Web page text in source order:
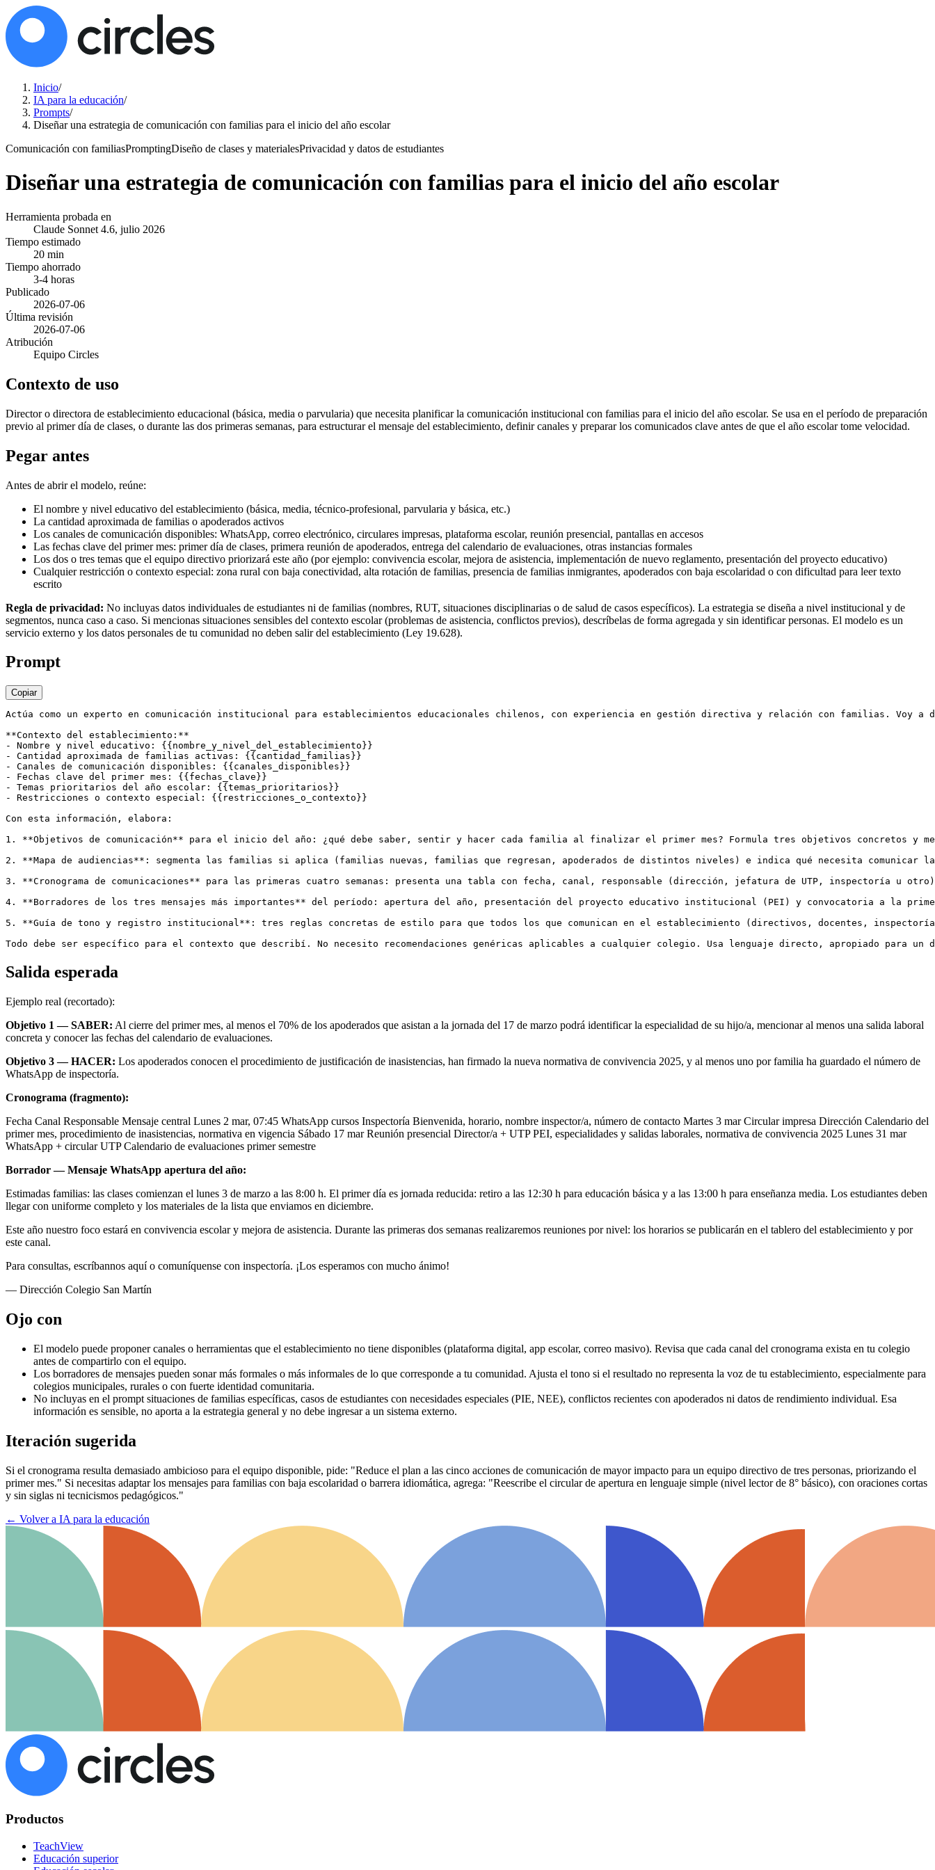
Inicio/
IA para la educación/
Prompts/
Diseñar una estrategia de comunicación con familias para el inicio del año escolar
Comunicación con familiasPromptingDiseño de clases y materialesPrivacidad y datos de estudiantes
Diseñar una estrategia de comunicación con familias para el inicio del año escolar
Herramienta probada en
Claude Sonnet 4.6, julio 2026
Tiempo estimado
20 min
Tiempo ahorrado
3-4 horas
Publicado
2026-07-06
Última revisión
2026-07-06
Atribución
Equipo Circles
Contexto de uso
Director o directora de establecimiento educacional (básica, media o parvularia) que necesita planificar la comunicación institucional con familias para el inicio del año escolar. Se usa en el período de preparación
previo al primer día de clases, o durante las dos primeras semanas, para estructurar el mensaje del establecimiento, definir canales y preparar los comunicados clave antes de que el año escolar tome velocidad.
Pegar antes
Antes de abrir el modelo, reúne:
El nombre y nivel educativo del establecimiento (básica, media, técnico-profesional, parvularia y básica, etc.)
La cantidad aproximada de familias o apoderados activos
Los canales de comunicación disponibles: WhatsApp, correo electrónico, circulares impresas, plataforma escolar, reunión presencial, pantallas en accesos
Las fechas clave del primer mes: primer día de clases, primera reunión de apoderados, entrega del calendario de evaluaciones, otras instancias formales
Los dos o tres temas que el equipo directivo priorizará este año (por ejemplo: convivencia escolar, mejora de asistencia, implementación de nuevo reglamento, presentación del proyecto educativo)
Cualquier restricción o contexto especial: zona rural con baja conectividad, alta rotación de familias, presencia de familias inmigrantes, apoderados con baja escolaridad o con dificultad para leer texto
escrito
Regla de privacidad: No incluyas datos individuales de estudiantes ni de familias (nombres, RUT, situaciones disciplinarias o de salud de casos específicos). La estrategia se diseña a nivel institucional y de
segmentos, nunca caso a caso. Si mencionas situaciones sensibles del contexto escolar (problemas de asistencia, conflictos previos), descríbelas de forma agregada y sin identificar personas. El modelo es un
servicio externo y los datos personales de tu comunidad no deben salir del establecimiento (Ley 19.628).
Prompt
Copiar
Actúa como un experto en comunicación institucional para establecimientos educacionales chilenos, con experiencia en gestión directiva y relación con familias.
**Contexto del establecimiento:**
- Nombre y nivel educativo: {{nombre_y_nivel_del_establecimiento}}
- Cantidad aproximada de familias activas: {{cantidad_familias}}
- Canales de comunicación disponibles: {{canales_disponibles}}
- Fechas clave del primer mes: {{fechas_clave}}
- Temas prioritarios del año escolar: {{temas_prioritarios}}
- Restricciones o contexto especial: {{restricciones_o_contexto}}
Con esta información, elabora:
1. **Objetivos de comunicación** para el inicio del año: ¿qué debe saber, sentir y hacer cada familia al finalizar el primer mes? Formula tres objetivos concretos y
2. **Mapa de audiencias**: segmenta las familias si aplica (familias nuevas, familias que regresan, apoderados de distintos niveles) e indica qué necesita comunicar la
3. **Cronograma de comunicaciones** para las primeras cuatro semanas: presenta una tabla con fecha, canal, responsable (dirección, jefatura de UTP, inspectoría u
4. **Borradores de los tres mensajes más importantes** del período: apertura del año, presentación del proyecto educativo institucional (PEI) y convocatoria a la
5. **Guía de tono y registro institucional**: tres reglas concretas de estilo para que todos los que comunican en el establecimiento (directivos, docentes,
Todo debe ser específico para el contexto que describí. No necesito recomendaciones genéricas aplicables a cualquier colegio. Usa lenguaje directo, apropiado para
Salida esperada
Ejemplo real (recortado):
Objetivo 1 — SABER: Al cierre del primer mes, al menos el 70% de los apoderados que asistan a la jornada del 17 de marzo podrá identificar la especialidad de su hijo/a, mencionar al menos una salida laboral
concreta y conocer las fechas del calendario de evaluaciones.
Objetivo 3 — HACER: Los apoderados conocen el procedimiento de justificación de inasistencias, han firmado la nueva normativa de convivencia 2025, y al menos uno por familia ha guardado el número de
WhatsApp de inspectoría.
Cronograma (fragmento):
Fecha Canal Responsable Mensaje central Lunes 2 mar, 07:45 WhatsApp cursos Inspectoría Bienvenida, horario, nombre inspector/a, número de contacto Martes 3 mar Circular impresa Dirección Calendario del
primer mes, procedimiento de inasistencias, normativa en vigencia Sábado 17 mar Reunión presencial Director/a + UTP PEI, especialidades y salidas laborales, normativa de convivencia 2025 Lunes 31 mar
WhatsApp + circular UTP Calendario de evaluaciones primer semestre
Borrador — Mensaje WhatsApp apertura del año:
Estimadas familias: las clases comienzan el lunes 3 de marzo a las 8:00 h. El primer día es jornada reducida: retiro a las 12:30 h para educación básica y a las 13:00 h para enseñanza media. Los estudiantes deben
llegar con uniforme completo y los materiales de la lista que enviamos en diciembre.
Este año nuestro foco estará en convivencia escolar y mejora de asistencia. Durante las primeras dos semanas realizaremos reuniones por nivel: los horarios se publicarán en el tablero del establecimiento y por
este canal.
Para consultas, escríbannos aquí o comuníquense con inspectoría. ¡Los esperamos con mucho ánimo!
— Dirección Colegio San Martín
Ojo con
El modelo puede proponer canales o herramientas que el establecimiento no tiene disponibles (plataforma digital, app escolar, correo masivo). Revisa que cada canal del cronograma exista en tu colegio
antes de compartirlo con el equipo.
Los borradores de mensajes pueden sonar más formales o más informales de lo que corresponde a tu comunidad. Ajusta el tono si el resultado no representa la voz de tu establecimiento, especialmente para
colegios municipales, rurales o con fuerte identidad comunitaria.
No incluyas en el prompt situaciones de familias específicas, casos de estudiantes con necesidades especiales (PIE, NEE), conflictos recientes con apoderados ni datos de rendimiento individual. Esa
información es sensible, no aporta a la estrategia general y no debe ingresar a un sistema externo.
Iteración sugerida
Si el cronograma resulta demasiado ambicioso para el equipo disponible, pide: "Reduce el plan a las cinco acciones de comunicación de mayor impacto para un equipo directivo de tres personas, priorizando el
primer mes." Si necesitas adaptar los mensajes para familias con baja escolaridad o barrera idiomática, agrega: "Reescribe el circular de apertura en lenguaje simple (nivel lector de 8° básico), con oraciones cortas
y sin siglas ni tecnicismos pedagógicos."
← Volver a IA para la educación
Productos
TeachView
Educación superior